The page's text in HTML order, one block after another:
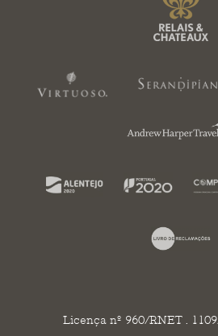
Licença nº 960/RNET .